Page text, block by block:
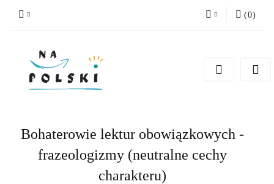
Zarejestruj się
(0)
Bohaterowie lektur obowiązkowych -
frazeologizmy (neutralne cechy
charakteru)